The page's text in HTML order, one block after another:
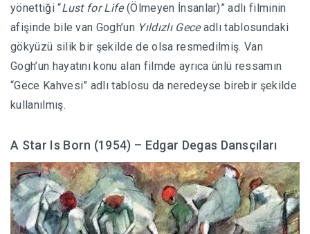
yönettiği “Lust for Life(Ölmeyen İnsanlar)” adlı filminin
afişinde bile van Gogh’un Yıldızlı Geceadlı tablosundaki
gökyüzü silik bir şekilde de olsa resmedilmiş. Van
Gogh’un hayatını konu alan filmde ayrıca ünlü ressamın
“Gece Kahvesi” adlı tablosu da neredeyse birebir şekilde
kullanılmış.
A Star Is Born (1954) – Edgar Degas Dansçıları